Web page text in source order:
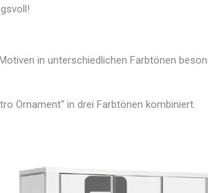
in unterschiedlichen Farbtönen
Ornament“ in drei Farbtönen kombiniert.